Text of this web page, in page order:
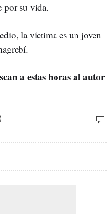
por su vida.
la víctima es un joven
a estas horas al autor